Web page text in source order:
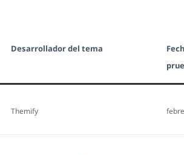
Desarrollador del tema
Themify